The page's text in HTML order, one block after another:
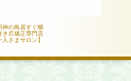
神の鳥居すぐ横
き爪矯正専門店
さまサロン】